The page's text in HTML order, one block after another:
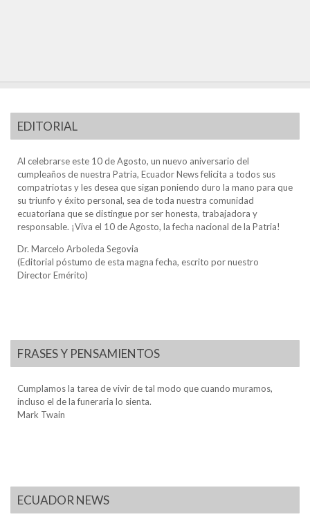
EDITORIAL
Al celebrarse este 10 de Agosto, un nuevo aniversario del
cumpleaños de nuestra Patria, Ecuador News felicita a todos sus
compatriotas y les desea que sigan poniendo duro la mano para que
su triunfo y éxito personal, sea de toda nuestra comunidad
ecuatoriana que se distingue por ser honesta, trabajadora y
responsable. ¡Viva el 10 de Agosto, la fecha nacional de la Patria!
Dr. Marcelo Arboleda Segovia
(Editorial póstumo de esta magna fecha, escrito por nuestro
Director Emérito)
FRASES Y PENSAMIENTOS
Cumplamos la tarea de vivir de tal modo que cuando muramos,
incluso el de la funeraria lo sienta.
Mark Twain
ECUADOR NEWS